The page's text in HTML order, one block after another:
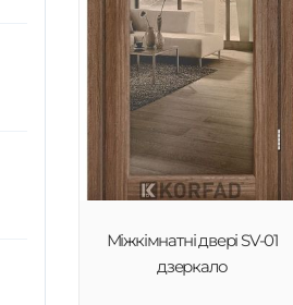
Міжкімнатні двері SV-01
дзеркало